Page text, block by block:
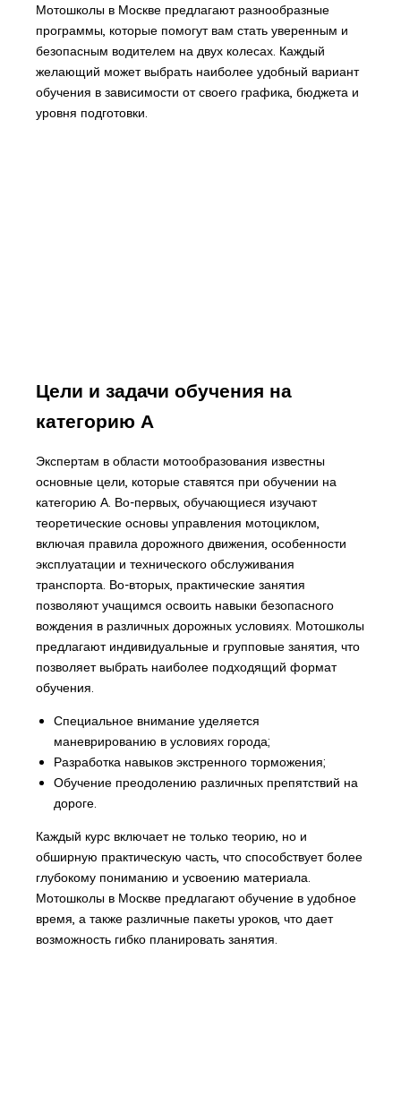
Мотошколы в Москве предлагают разнообразные
программы, которые помогут вам стать уверенным и
безопасным водителем на двух колесах. Каждый
желающий может выбрать наиболее удобный вариант
обучения в зависимости от своего графика, бюджета и
уровня подготовки.
Цели и задачи обучения на
категорию А
Экспертам в области мотообразования известны
основные цели, которые ставятся при обучении на
категорию А. Во-первых, обучающиеся изучают
теоретические основы управления мотоциклом,
включая правила дорожного движения, особенности
эксплуатации и технического обслуживания
транспорта. Во-вторых, практические занятия
позволяют учащимся освоить навыки безопасного
вождения в различных дорожных условиях. Мотошколы
предлагают индивидуальные и групповые занятия, что
позволяет выбрать наиболее подходящий формат
обучения.
Специальное внимание уделяется
маневрированию в условиях города;
Разработка навыков экстренного торможения;
Обучение преодолению различных препятствий на
дороге.
Каждый курс включает не только теорию, но и
обширную практическую часть, что способствует более
глубокому пониманию и усвоению материала.
Мотошколы в Москве предлагают обучение в удобное
время, а также различные пакеты уроков, что дает
возможность гибко планировать занятия.